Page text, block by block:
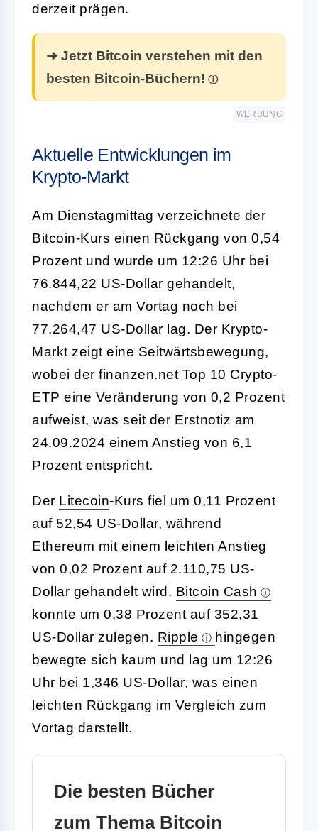
derzeit prägen.
➜ Jetzt Bitcoin verstehen mit den
besten Bitcoin-Büchern!
WERBUNG
Aktuelle Entwicklungen im
Krypto-Markt
Am Dienstagmittag verzeichnete der
Bitcoin-Kurs einen Rückgang von 0,54
Prozent und wurde um 12:26 Uhr bei
76.844,22 US-Dollar gehandelt,
nachdem er am Vortag noch bei
77.264,47 US-Dollar lag. Der Krypto-
Markt zeigt eine Seitwärtsbewegung,
wobei der finanzen.net Top 10 Crypto-
ETP eine Veränderung von 0,2 Prozent
aufweist, was seit der Erstnotiz am
24.09.2024 einem Anstieg von 6,1
Prozent entspricht.
Der Litecoin-Kurs fiel um 0,11 Prozent
auf 52,54 US-Dollar, während
Ethereum mit einem leichten Anstieg
von 0,02 Prozent auf 2.110,75 US-
Dollar gehandelt wird. Bitcoin Cash
konnte um 0,38 Prozent auf 352,31
US-Dollar zulegen. Ripple
hingegen
bewegte sich kaum und lag um 12:26
Uhr bei 1,346 US-Dollar, was einen
leichten Rückgang im Vergleich zum
Vortag darstellt.
Die besten Bücher
zum Thema Bitcoin